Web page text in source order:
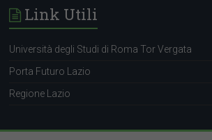
Link Utili
Università degli Studi di Roma Tor Vergata
Porta Futuro Lazio
Regione Lazio